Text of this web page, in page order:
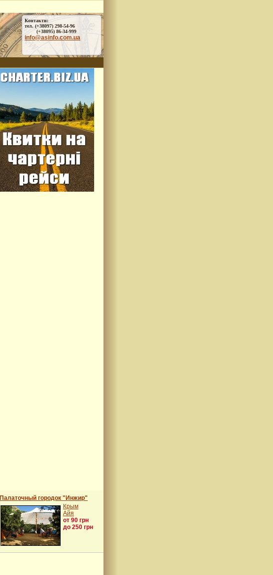
Контакти:
тел. (+38097) 298-54-96
(+38095) 86-34-999
info@asinfo.com.ua
Палаточный городок "Инжир"
Крым
Айя
от 90 грн
до 250 грн